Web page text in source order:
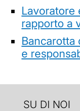
Lavoratore
rapporto a
Bancarotta
e
SU DI NOI